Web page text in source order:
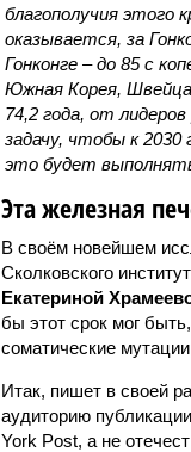
благополучия этого
оказывается, за
Гонконге – до 85 с
Южная Корея,
74,2 года, от
задачу, чтобы к 2030
это будет
Эта железная
В своём новейшем
Сколковского
Екатериной
бы этот срок мог
соматические
Итак, пишет в своей
аудиторию
York Post, а не